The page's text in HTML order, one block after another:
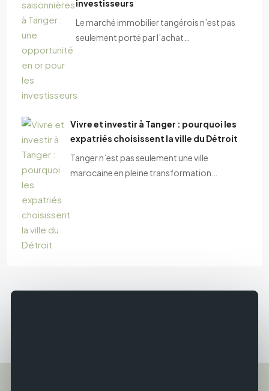
investisseurs
Le marché immobilier tangérois n’est pas
seulement porté par l’achat…
Vivre et investir à Tanger : pourquoi les
expatriés choisissent la ville du Détroit
Tanger n’est pas seulement une ville
marocaine en pleine transformation…